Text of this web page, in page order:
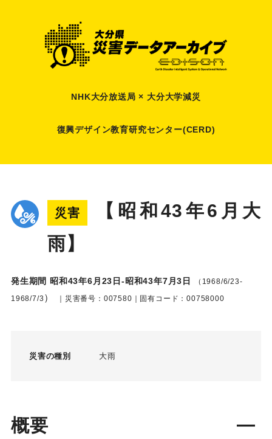
NHK大分放送局 × 大分大学減災
復興デザイン教育研究センター(CERD)
災害
【昭和43年6月大
雨】
発生期間 昭和43年6月23日-昭和43年7月3日
（1968/6/23-
1968/7/3 ） ｜災害番号：007580｜固有コード：00758000
災害の種別 大雨
概要